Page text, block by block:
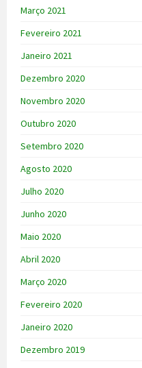
Março 2021
Fevereiro 2021
Janeiro 2021
Dezembro 2020
Novembro 2020
Outubro 2020
Setembro 2020
Agosto 2020
Julho 2020
Junho 2020
Maio 2020
Abril 2020
Março 2020
Fevereiro 2020
Janeiro 2020
Dezembro 2019